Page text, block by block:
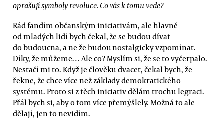
oprašují symboly revoluce. Co vás k tomu vede?
Rád fandím občanským iniciativám, ale hlavně
od mladých lidí bych čekal, že se budou dívat
do budoucna, a ne že budou nostalgicky vzpomínat.
Díky, že můžeme… Ale co? Myslím si, že se to vyčerpalo.
Nestačí mi to. Když je člověku dvacet, čekal bych, že
řekne, že chce více než základy demokratického
systému. Proto si z těch iniciativ dělám trochu legraci.
Přál bych si, aby o tom více přemýšlely. Možná to ale
dělají, jen to nevidím.